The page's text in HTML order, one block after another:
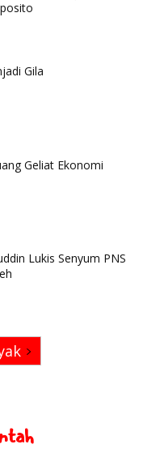
Gila
Geliat Ekonomi
Lukis Senyum PNS